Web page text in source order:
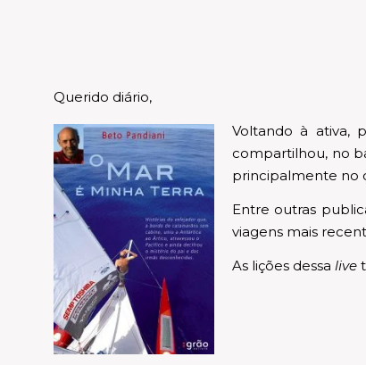
Querido diário,
Voltando à ativa,
compartilhou, no
principalmente no
Entre outras
viagens mais
As lições dessa live